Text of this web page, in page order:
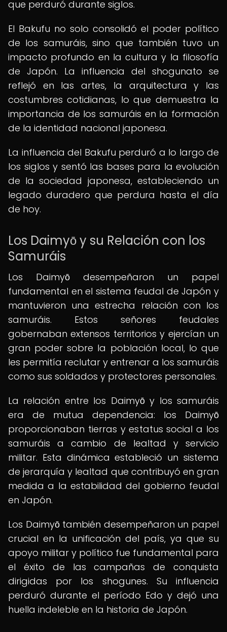
que perduró durante siglos.
El Bakufu no solo consolidó el poder político
de los samuráis, sino que también tuvo un
impacto profundo en la cultura y la filosofía
de Japón. La influencia del shogunato se
reflejó en las artes, la arquitectura y las
costumbres cotidianas, lo que demuestra la
importancia de los samuráis en la formación
de la identidad nacional japonesa.
La influencia del Bakufu perduró a lo largo de
los siglos y sentó las bases para la evolución
de la sociedad japonesa, estableciendo un
legado duradero que perdura hasta el día
de hoy.
Los Daimyō y su Relación con los
Samuráis
Los Daimyō desempeñaron un papel
fundamental en el sistema feudal de Japón y
mantuvieron una estrecha relación con los
samuráis. Estos señores feudales
gobernaban extensos territorios y ejercían un
gran poder sobre la población local, lo que
les permitía reclutar y entrenar a los samuráis
como sus soldados y protectores personales.
La relación entre los Daimyō y los samuráis
era de mutua dependencia: los Daimyō
proporcionaban tierras y estatus social a los
samuráis a cambio de lealtad y servicio
militar. Esta dinámica estableció un sistema
de jerarquía y lealtad que contribuyó en gran
medida a la estabilidad del gobierno feudal
en Japón.
Los Daimyō también desempeñaron un papel
crucial en la unificación del país, ya que su
apoyo militar y político fue fundamental para
el éxito de las campañas de conquista
dirigidas por los shogunes. Su influencia
perduró durante el período Edo y dejó una
huella indeleble en la historia de Japón.